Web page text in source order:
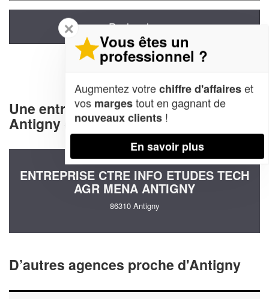
Une entreprise decommunication à
Antigny (86310)
ENTREPRISE CTRE INFO ETUDES TECH
AGR MENA ANTIGNY
86310 Antigny
D’autres agences proche d'Antigny
✕
Vous êtes un
professionnel ?
Augmentez votrechiffre d'affaireset
vos margestout en gagnant de
nouveaux clients !
En savoir plus